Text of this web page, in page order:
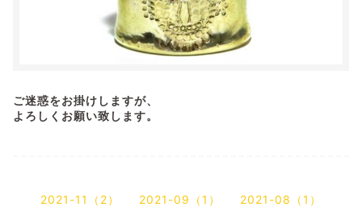
ご迷惑をお掛けしますが、
よろしくお願い致します。
2021-11（2） 2021-09（1）
2021-08（1）